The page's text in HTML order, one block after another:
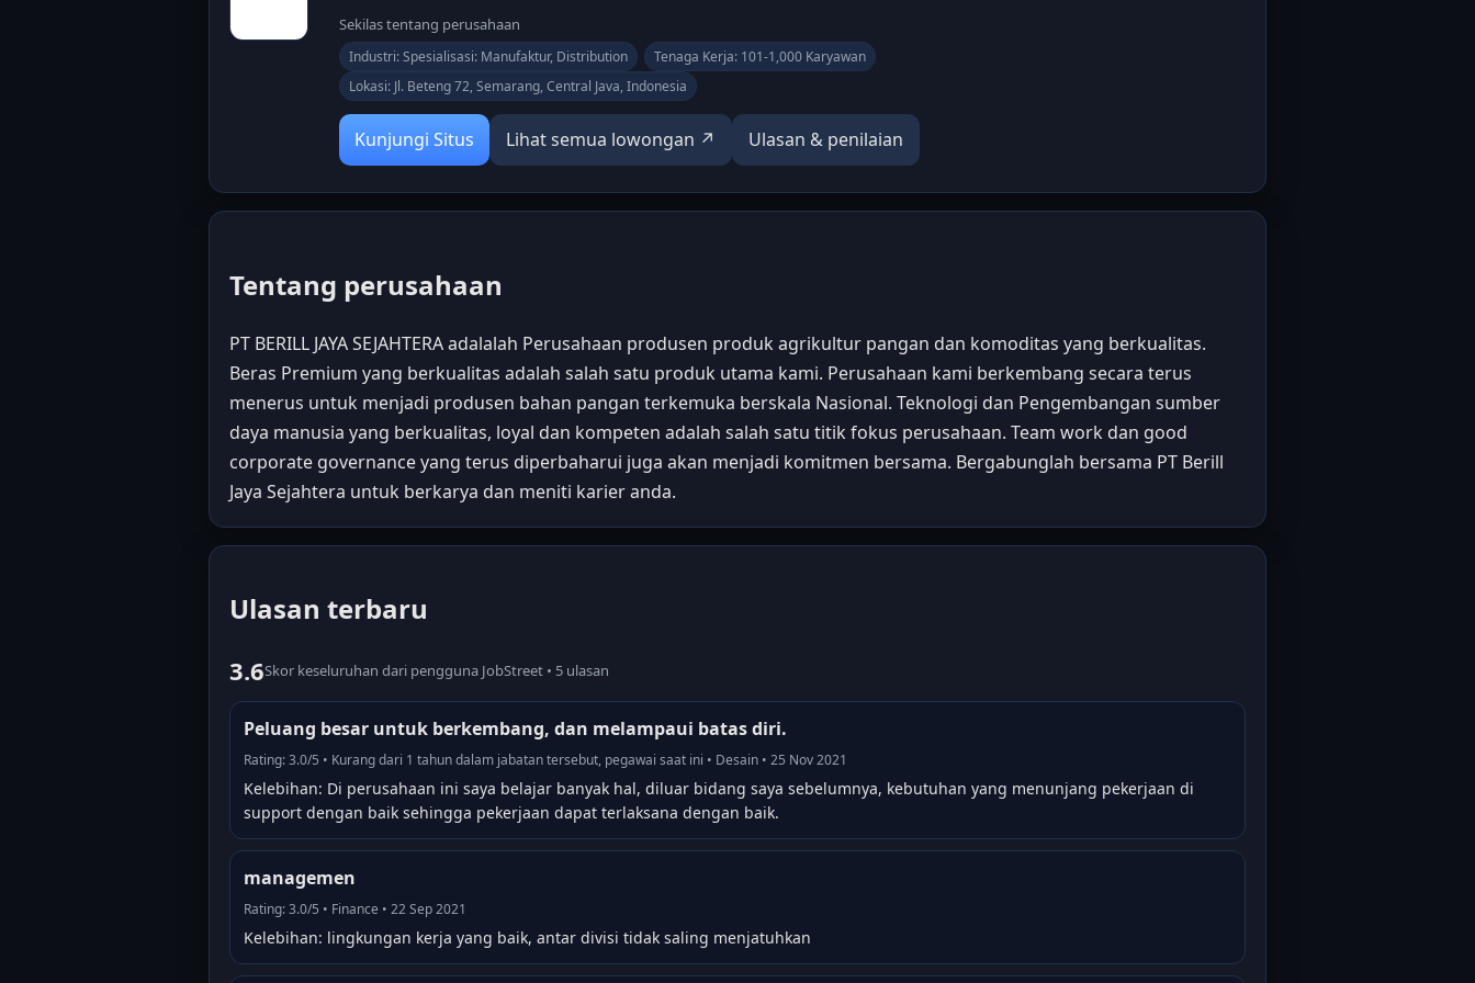
Sekilas tentang perusahaan
Industri: Spesialisasi: Manufaktur, Distribution
Tenaga Kerja: 101-1,000 Karyawan
Lokasi: Jl. Beteng 72, Semarang, Central Java, Indonesia
Kunjungi Situs Lihat semua lowongan ↗ Ulasan & penilaian
Tentang perusahaan
PT BERILL JAYA SEJAHTERA adalalah Perusahaan produsen produk agrikultur pangan dan komoditas yang berkualitas.
Beras Premium yang berkualitas adalah salah satu produk utama kami. Perusahaan kami berkembang secara terus
menerus untuk menjadi produsen bahan pangan terkemuka berskala Nasional. Teknologi dan Pengembangan sumber
daya manusia yang berkualitas, loyal dan kompeten adalah salah satu titik fokus perusahaan. Team work dan good
corporate governance yang terus diperbaharui juga akan menjadi komitmen bersama. Bergabunglah bersama PT Berill
Jaya Sejahtera untuk berkarya dan meniti karier anda.
Ulasan terbaru
3.6Skor keseluruhan dari pengguna JobStreet • 5 ulasan
Peluang besar untuk berkembang, dan melampaui batas diri.
Rating: 3.0/5 • Kurang dari 1 tahun dalam jabatan tersebut, pegawai saat ini • Desain • 25 Nov 2021
Kelebihan: Di perusahaan ini saya belajar banyak hal, diluar bidang saya sebelumnya, kebutuhan yang menunjang pekerjaan di
support dengan baik sehingga pekerjaan dapat terlaksana dengan baik.
managemen
Rating: 3.0/5 • Finance • 22 Sep 2021
Kelebihan: lingkungan kerja yang baik, antar divisi tidak saling menjatuhkan